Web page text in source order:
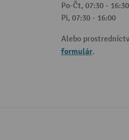
Po-Čt, 07:30 - 16:30
Pi, 07:30 - 16:00
Alebo
formulár.